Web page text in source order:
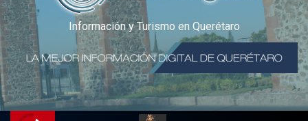
Información y Turismo en Querétaro